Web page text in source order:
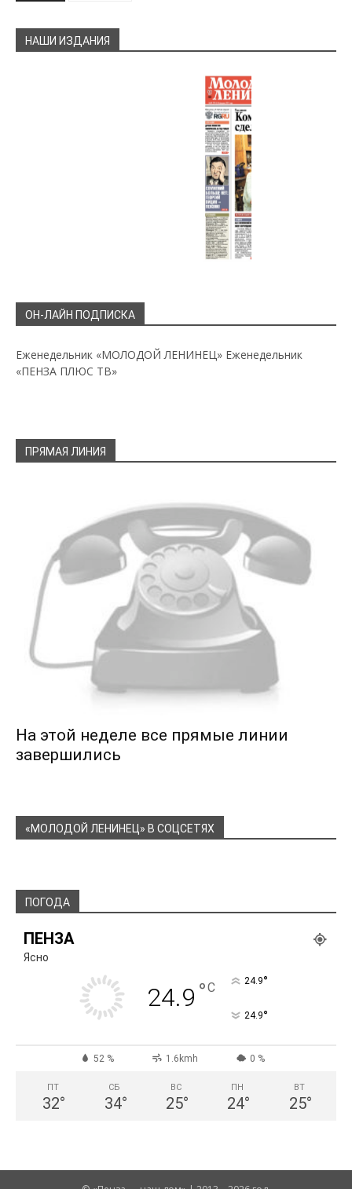
НАШИ ИЗДАНИЯ
ОН-ЛАЙН ПОДПИСКА
Еженедельник «МОЛОДОЙ ЛЕНИНЕЦ» Еженедельник
«ПЕНЗА ПЛЮС ТВ»
ПРЯМАЯ ЛИНИЯ
На этой неделе все прямые линии
завершились
«МОЛОДОЙ ЛЕНИНЕЦ» В СОЦСЕТЯХ
ПОГОДА
ПЕНЗА
Ясно
24.9 °C 24.9°
24.9°
52 % 1.6kmh 0 %
ПТ
32°
СБ
34°
ВС
25°
ПН
24°
ВТ
25°